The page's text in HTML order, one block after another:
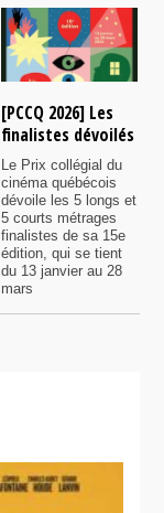
[PCCQ 2026] Les
finalistes dévoilés
Le Prix collégial du
cinéma québécois
dévoile les 5 longs et
5 courts métrages
finalistes de sa 15e
édition, qui se tient
du 13 janvier au 28
mars